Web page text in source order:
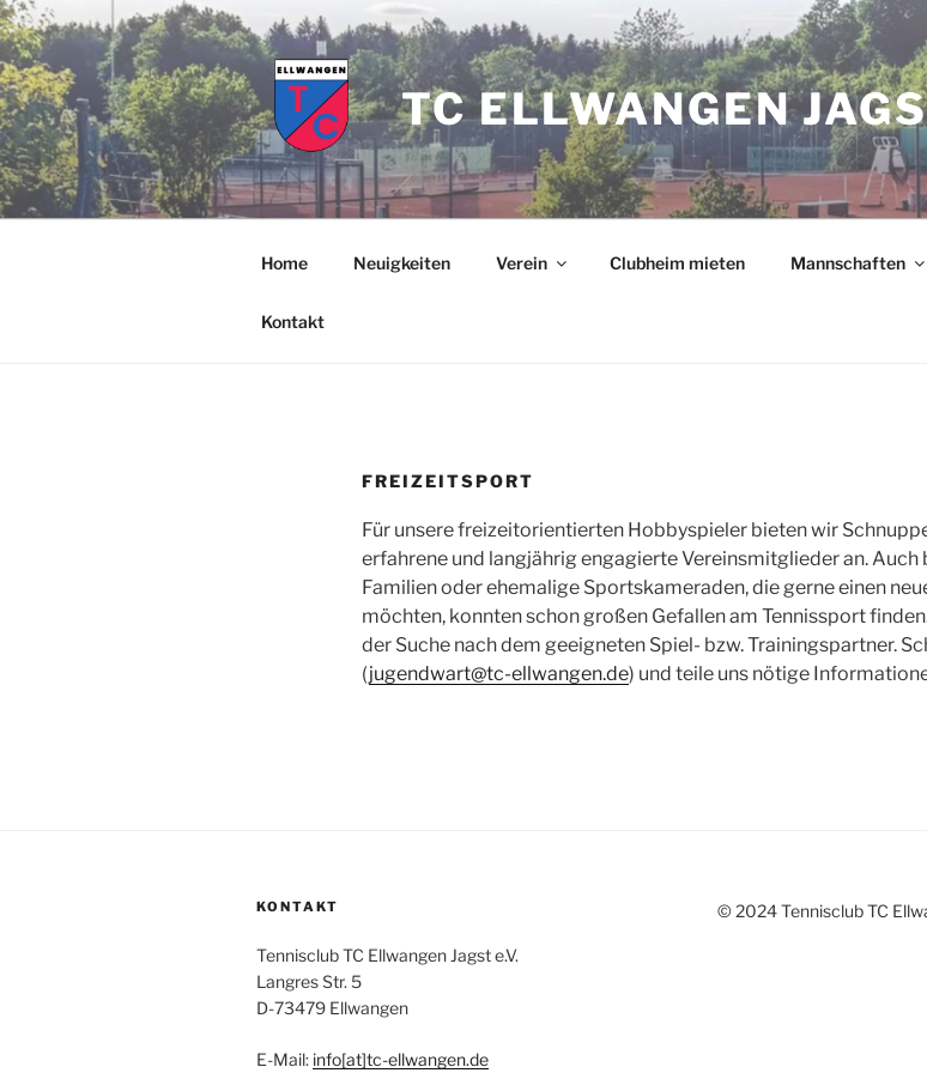
Zum
Inhalt
springen
TC ELLWANGEN
Home Neuigkeiten Verein Clubheim mieten Mannschaften
Kontakt
FREIZEITSPORT
Für unsere freizeitorientierten Hobbyspieler bieten wir
erfahrene und langjährig engagierte Vereinsmitglieder an. Auch
Familien oder ehemalige Sportskameraden, die gerne einen
möchten, konnten schon großen Gefallen am Tennissport
der Suche nach dem geeigneten Spiel- bzw. Trainingspartner.
(jugendwart@tc-ellwangen.de) und teile uns nötige
KONTAKT
Tennisclub TC Ellwangen Jagst e.V.
Langres Str. 5
D-73479 Ellwangen
E-Mail: info[at]tc-ellwangen.de
© 2024 Tennisclub TC